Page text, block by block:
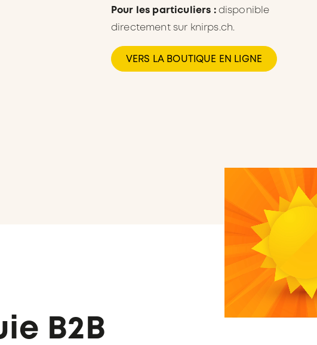
Pour les particuliers :disponible
directement sur knirps.ch.
VERS LA BOUTIQUE EN LIGNE
B2B